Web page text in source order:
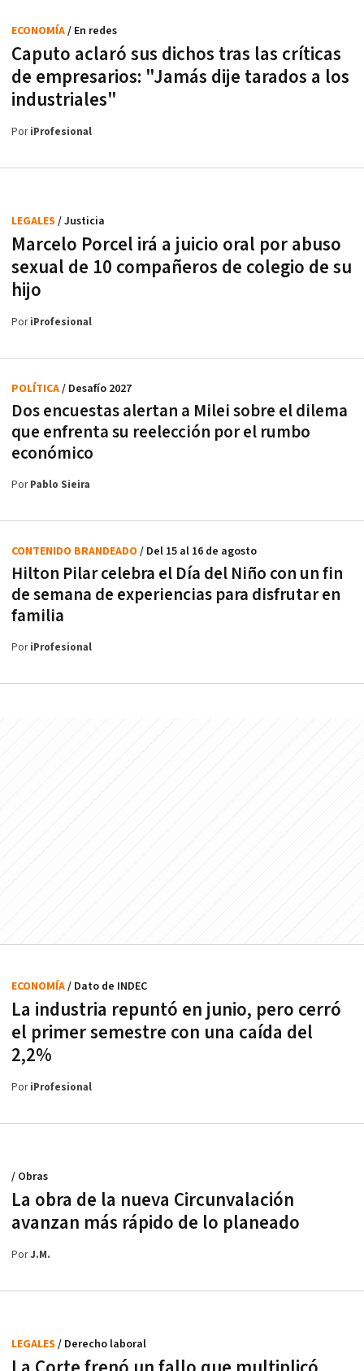
Caputo aclaró sus dichos tras las críticas
de empresarios: "Jamás dije tarados a los
industriales"
ECONOMÍA/ En redes
PoriProfesional
Marcelo Porcel irá a juicio oral por abuso
sexual de 10 compañeros de colegio de su
hijo
LEGALES / Justicia
PoriProfesional
Dos encuestas alertan a Milei sobre el dilema
que enfrenta su reelección por el rumbo
económico
POLÍTICA/ Desafío 2027
PorPablo Sieira
Hilton Pilar celebra el Día del Niño con un fin
de semana de experiencias para disfrutar en
familia
CONTENIDO BRANDEADO / Del 15 al 16 de agosto
PoriProfesional
La industria repuntó en junio, pero cerró
el primer semestre con una caída del
2,2%
ECONOMÍA/ Dato de INDEC
PoriProfesional
La obra de la nueva Circunvalación
avanzan más rápido de lo planeado
/ Obras
PorJ.M.
LEGALES / Derecho laboral